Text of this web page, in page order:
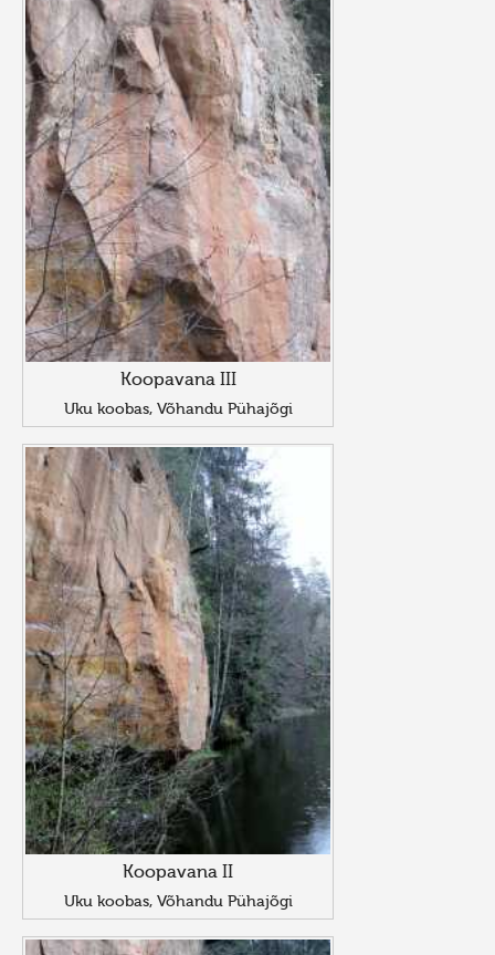
Koopavana III
Uku koobas, Võhandu Pühajõgi
Koopavana II
Uku koobas, Võhandu Pühajõgi